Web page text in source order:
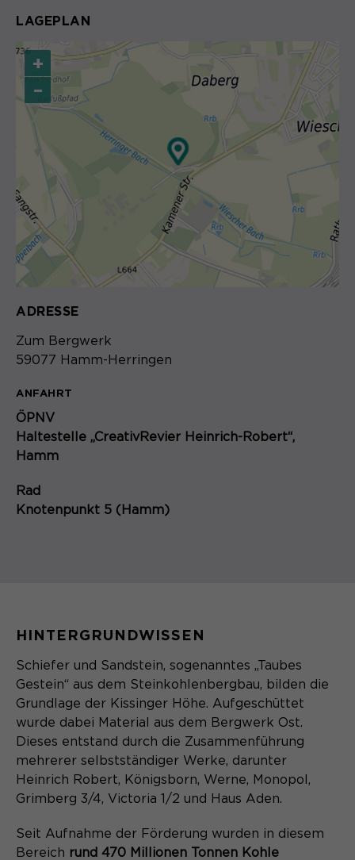
LAGEPLAN
+
–
ADRESSE
Zum Bergwerk
59077 Hamm-Herringen
ANFAHRT
ÖPNV
Haltestelle „CreativRevier Heinrich-Robert“,
Hamm
Rad
Knotenpunkt 5 (Hamm)
HINTERGRUNDWISSEN
Schiefer und Sandstein, sogenanntes „Taubes
Gestein“ aus dem Steinkohlenbergbau, bilden die
Grundlage der Kissinger Höhe. Aufgeschüttet
wurde dabei Material aus dem Bergwerk Ost.
Dieses entstand durch die Zusammenführung
mehrerer selbstständiger Werke, darunter
Heinrich Robert, Königsborn, Werne, Monopol,
Grimberg 3/4, Victoria 1/2 und Haus Aden.
Seit Aufnahme der Förderung wurden in diesem
Bereich rund 470 Millionen Tonnen Kohle